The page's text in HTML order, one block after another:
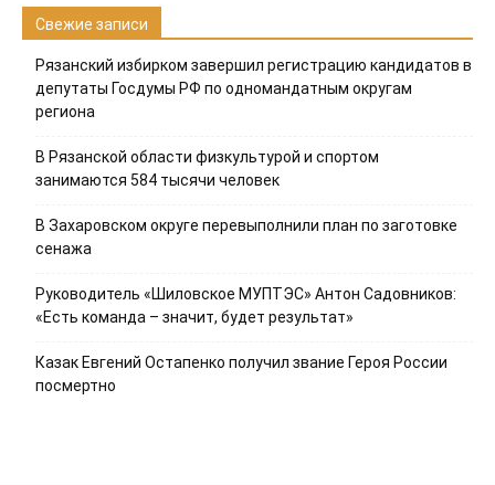
Свежие записи
Рязанский избирком завершил регистрацию кандидатов в
депутаты Госдумы РФ по одномандатным округам
региона
В Рязанской области физкультурой и спортом
занимаются 584 тысячи человек
В Захаровском округе перевыполнили план по заготовке
сенажа
Руководитель «Шиловское МУПТЭС» Антон Садовников:
«Есть команда – значит, будет результат»
Казак Евгений Остапенко получил звание Героя России
посмертно